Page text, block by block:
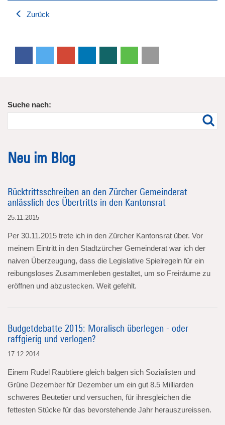
Zurück
Suche nach:
Neu im Blog
Rücktrittsschreiben an den Zürcher Gemeinderat
anlässlich des Übertritts in den Kantonsrat
25.11.2015
Per 30.11.2015 trete ich in den Zürcher Kantonsrat über. Vor
meinem Eintritt in den Stadtzürcher Gemeinderat war ich der
naiven Überzeugung, dass die Legislative Spielregeln für ein
reibungsloses Zusammenleben gestaltet, um so Freiräume zu
eröffnen und abzustecken. Weit gefehlt.
Budgetdebatte 2015: Moralisch überlegen - oder
raffgierig und verlogen?
17.12.2014
Einem Rudel Raubtiere gleich balgen sich Sozialisten und
Grüne Dezember für Dezember um ein gut 8.5 Milliarden
schweres Beutetier und versuchen, für ihresgleichen die
fettesten Stücke für das bevorstehende Jahr herauszureissen.